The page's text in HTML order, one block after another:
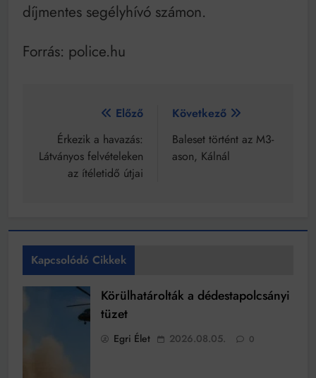
díjmentes segélyhívó számon.
Forrás: police.hu
Bejegyzés
navigáció
Előző
Érkezik a havazás:
Látványos felvételeken
az ítéletidő útjai
Következő
Baleset történt az M3-
ason, Kálnál
Kapcsolódó Cikkek
Körülhatárolták a dédestapolcsányi
tüzet
Egri Élet 2026.08.05. 0